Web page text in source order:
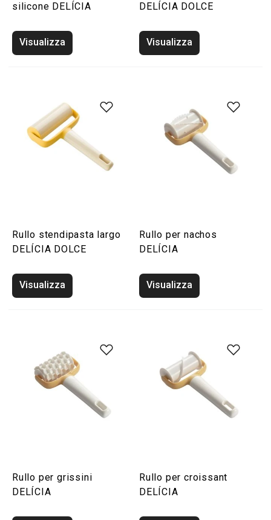
silicone DELÍCIA
Visualizza
DELÍCIA DOLCE
Visualizza
Rullo stendipasta largo
DELÍCIA DOLCE
Visualizza
Rullo per nachos
DELÍCIA
Visualizza
Rullo per grissini
DELÍCIA
Rullo per croissant
DELÍCIA